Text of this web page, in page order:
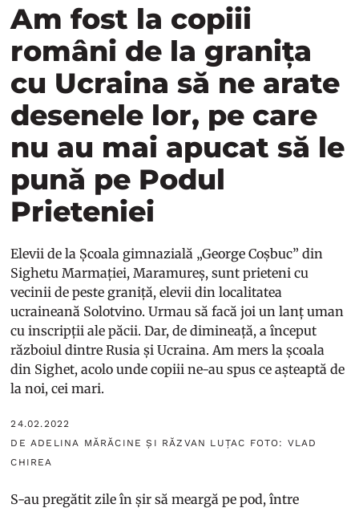
Am fost la copiii
români de la granița
cu Ucraina să ne arate
desenele lor, pe care
nu au mai apucat să le
pună pe Podul
Prieteniei
Elevii de la Școala gimnazială „George Coșbuc” din
Sighetu Marmației, Maramureș, sunt prieteni cu
vecinii de peste graniță, elevii din localitatea
ucraineană Solotvino. Urmau să facă joi un lanț uman
cu inscripții ale păcii. Dar, de dimineață, a început
războiul dintre Rusia și Ucraina. Am mers la școala
din Sighet, acolo unde copiii ne-au spus ce așteaptă de
la noi, cei mari.
24.02.2022
DE ADELINA MĂRĂCINE ȘI RĂZVAN LUȚAC FOTO: VLAD
CHIREA
S-au pregătit zile în șir să meargă pe pod, între